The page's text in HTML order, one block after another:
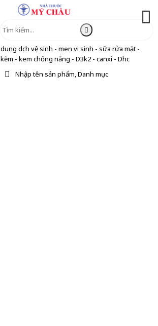
dung dịch vệ sinh - men vi sinh - sữa rửa mặt -
kẽm - kem chống nắng - D3k2 - canxi - Dhc
Nhập tên sản phẩm, Danh mục